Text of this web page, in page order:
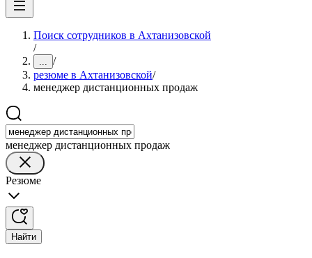
Поиск сотрудников в Ахтанизовской
/
... /
резюме в Ахтанизовской/
менеджер дистанционных продаж
менеджер дистанционных продаж
Резюме
Найти